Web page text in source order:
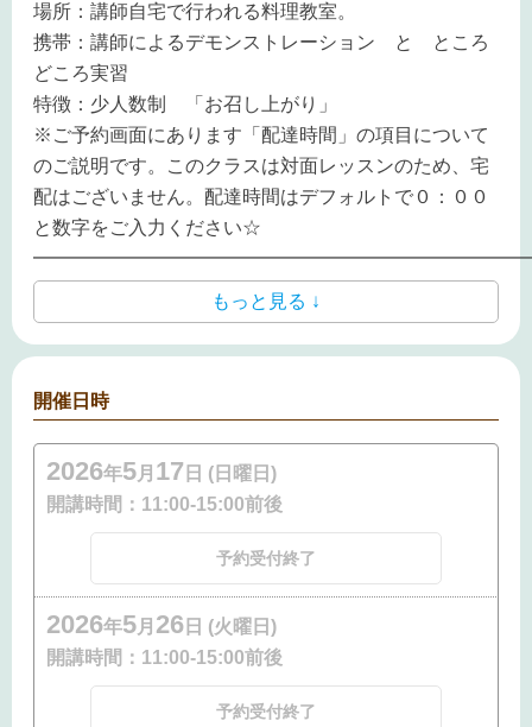
場所：講師自宅で行われる料理教室。
携帯：講師によるデモンストレーション と ところ
どころ実習
特徴：少人数制 「お召し上がり」
※ご予約画面にあります「配達時間」の項目について
のご説明です。このクラスは対面レッスンのため、宅
配はございません。配達時間はデフォルトで０：００
と数字をご入力ください☆
もっと見る ↓
開催日時
2026年5月 17 日 (日曜日)
開講時間： 11:00-15:00前後
予約受付終了
2026年5月 26 日 (火曜日)
開講時間： 11:00-15:00前後
予約受付終了